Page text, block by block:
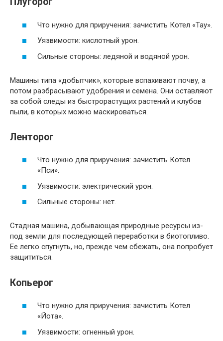
Что нужно для приручения: зачистить Котел «Тау».
Уязвимости: кислотный урон.
Сильные стороны: ледяной и водяной урон.
Машины типа «добытчик», которые вспахивают почву, а
потом разбрасывают удобрения и семена. Они оставляют
за собой следы из быстрорастущих растений и клубов
пыли, в которых можно маскироваться.
Ленторог
Что нужно для приручения: зачистить Котел
«Пси».
Уязвимости: электрический урон.
Сильные стороны: нет.
Стадная машина, добывающая природные ресурсы из-
под земли для последующей переработки в биотопливо.
Ее легко спугнуть, но, прежде чем сбежать, она попробует
защититься.
Копьерог
Что нужно для приручения: зачистить Котел
«Йота».
Уязвимости: огненный урон.